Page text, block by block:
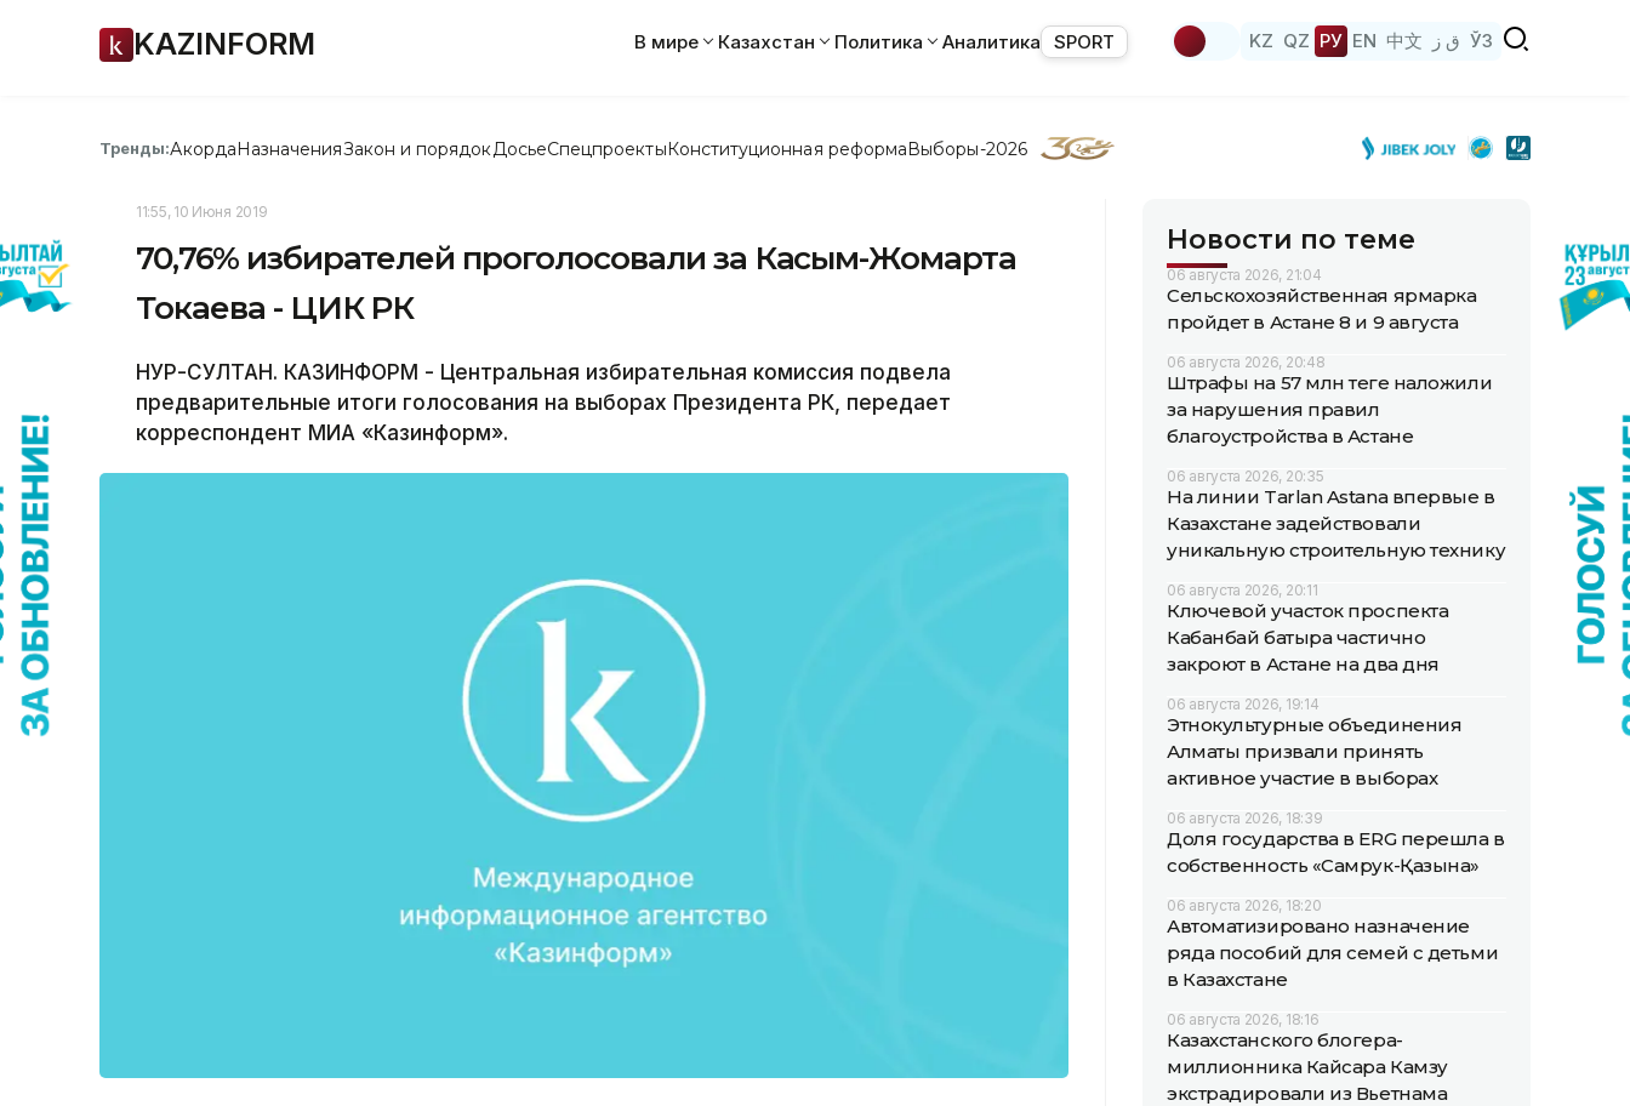
KAZINFORM В мире Казахстан Политика Аналитика SPORT KZ QZ РУ EN 中文 ق ز ЎЗ
Тренды:АкордаНазначенияЗакон и порядок ДосьеСпецпроектыКонституционная реформаВыборы-2026
11:55, 10 Июня 2019
70,76% избирателей проголосовали за Касым-Жомарта
Токаева - ЦИК РК
НУР-СУЛТАН. КАЗИНФОРМ - Центральная избирательная комиссия подвела
предварительные итоги голосования на выборах Президента РК, передает
корреспондент МИА «Казинформ».
Новости по теме
06 августа 2026, 21:04
Сельскохозяйственная ярмарка
пройдет в Астане 8 и 9 августа
06 августа 2026, 20:48
Штрафы на 57 млн теңге наложили
за нарушения правил
благоустройства в Астане
06 августа 2026, 20:35
На линии Tarlan Astana впервые в
Казахстане задействовали
уникальную строительную технику
06 августа 2026, 20:11
Ключевой участок проспекта
Кабанбай батыра частично
закроют в Астане на два дня
06 августа 2026, 19:14
Этнокультурные объединения
Алматы призвали принять
активное участие в выборах
06 августа 2026, 18:39
Доля государства в ERG перешла в
собственность «Самрук-Қазына»
06 августа 2026, 18:20
Автоматизировано назначение
ряда пособий для семей с детьми
в Казахстане
06 августа 2026, 18:16
Казахстанского блогера-
миллионника Кайсара Камзу
экстрадировали из Вьетнама